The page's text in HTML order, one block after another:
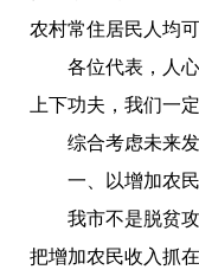
农村常住居民人均
各位代表， 人
上下功夫， 我们一
综合考虑未来
一、以增加农
我市不是脱贫
把增加农民收入抓